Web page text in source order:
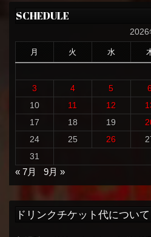
SCHEDULE
2026
月 火 水
3
4 5
10
11 12
17
18 19
24
25 26
31
« 7月
9月 »
ドリンクチケット代について